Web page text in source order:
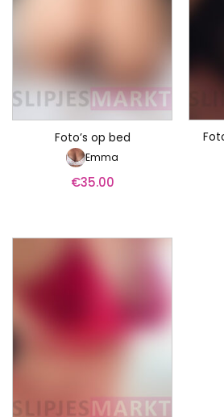
Foto’s op bed
Emma
€35.00